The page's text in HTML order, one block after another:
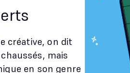
créative, on dit
mais
en son genre